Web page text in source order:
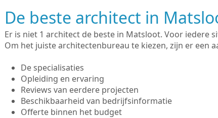
De beste architect in
Er is niet 1 architect de beste in Matsloot. Voor iedere
Om het juiste architectenbureau te kiezen, zijn er een
De specialisaties
Opleiding en ervaring
Reviews van eerdere projecten
Beschikbaarheid van bedrijfsinformatie
Offerte binnen het budget